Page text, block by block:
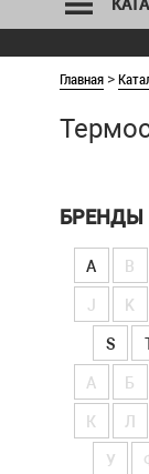
Главная >
БРЕНДЫ
A B
J K
S
А Б
К Л
У